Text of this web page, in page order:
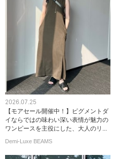
2026.07.25
【モアセール開催中！】ピグメントダ
イならではの味わい深い表情が魅力の
ワンピースを主役にした、大人のリ...
Demi-Luxe BEAMS